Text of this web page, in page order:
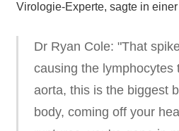
Virologie-Experte, sagte in
Dr Ryan Cole: "That
causing the lymphocytes
aorta, this is the biggest
body, coming off your